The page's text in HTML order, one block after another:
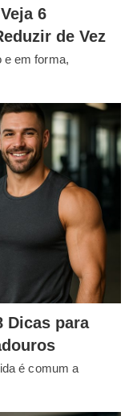
6
de Vez
e em forma,
Dicas para
é comum a